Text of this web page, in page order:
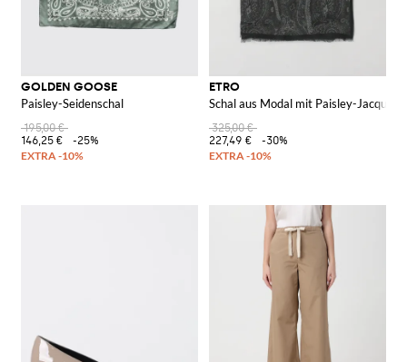
GOLDEN GOOSE
Paisley-Seidenschal
195,00 €
146,25 €
-25%
ETRO
Schal aus Modal mit Paisley-Jacquard
325,00 €
227,49 €
-30%